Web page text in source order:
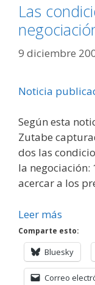
Las
9 diciembre
Noticia
Según esta
Zutabe
dos las
la negociación:
acercar a los
Leer más
Comparte esto:
Bluesky
Correo